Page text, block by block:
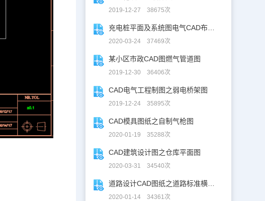
2019-12-27 38675次
2020-03-24 37469次
某小区市政CAD图燃气管道图
2019-12-30 36406次
CAD电气工程制图之弱电桥架图
2019-12-24 35895次
CAD模具图纸之自制气枪图
2020-01-19 35288次
CAD建筑设计图之仓库平面图
2020-03-31 34540次
2020-01-14 34361次